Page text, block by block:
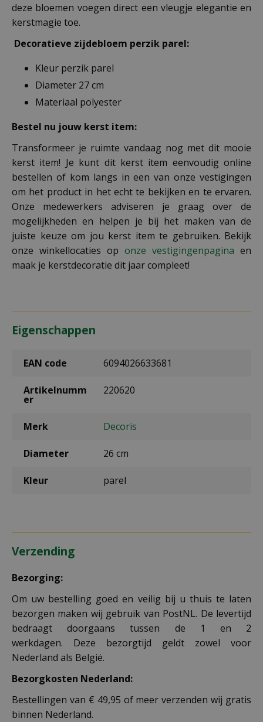
deze bloemen voegen direct een vleugje elegantie en
kerstmagie toe.
Decoratieve zijdebloem perzik parel:
Kleur perzik parel
Diameter 27 cm
Materiaal polyester
Bestel nu jouw kerst item:
Transformeer je ruimte vandaag nog met dit mooie
kerst item! Je kunt dit kerst item eenvoudig online
bestellen of kom langs in een van onze vestigingen
om het product in het echt te bekijken en te ervaren.
Onze medewerkers adviseren je graag over de
mogelijkheden en helpen je bij het maken van de
juiste keuze om jou kerst item te gebruiken. Bekijk
onze winkellocaties op onze vestigingenpagina en
maak je kerstdecoratie dit jaar compleet!
Eigenschappen
EAN code 6094026633681
Artikelnumm
er
220620
Merk Decoris
Diameter 26 cm
Kleur parel
Verzending
Bezorging:
Om uw bestelling goed en veilig bij u thuis te laten
bezorgen maken wij gebruik van PostNL. De levertijd
bedraagt doorgaans tussen de 1 en 2
werkdagen. Deze bezorgtijd geldt zowel voor
Nederland als België.
Bezorgkosten Nederland:
Bestellingen van € 49,95 of meer verzenden wij gratis
binnen Nederland.